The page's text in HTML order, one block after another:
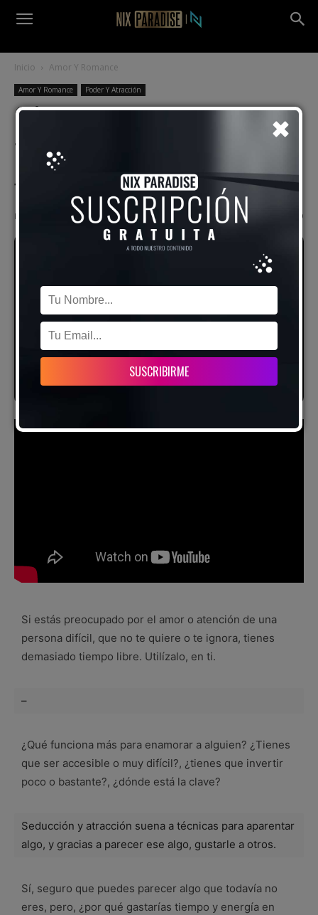
Inicio Amor Y Romance
Amor Y Romance Poder Y Atracción
Cómo Enamorar, Conquistar,
Seducir Y Atraer A Un
Hombre O Mujer Difícil Que
Te Ignora O No Te Quiere
Por Alex Vidal - 8 enero, 2018 5639
Si estás preocupado por el amor o atención de una
persona difícil, que no te quiere o te ignora, tienes
demasiado tiempo libre. Utilízalo, en ti.
–
¿Qué funciona más para enamorar a alguien? ¿Tienes
que ser accesible o muy difícil?, ¿tienes que invertir
poco o bastante?, ¿dónde está la clave?
Seducción y atracción suena a técnicas para aparentar
algo, y gracias a parecer ese algo, gustarle a otros.
Sí, seguro que puedes parecer algo que todavía no
eres, pero, ¿por qué gastarías tiempo y energía en